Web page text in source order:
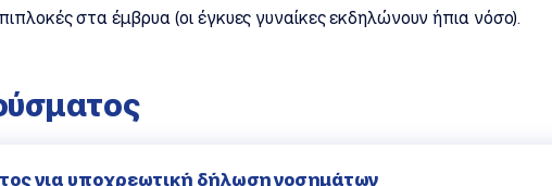
στα έμβρυα (οι έγκυες γυναίκες εκδηλώνουν ήπια νόσο).
για υποχρεωτική δήλωση νοσημάτων